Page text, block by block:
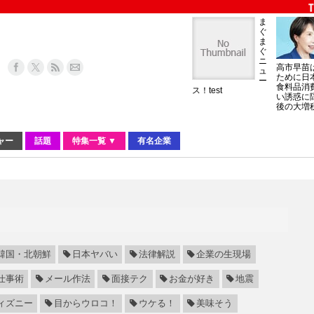
ま
ぐ
ま
ぐ
ニ
ュ
ー
ス！test
高市早苗
ために日
食料品消
い誘惑に
後の大増
ー 話題 特集一覧 ▼ 有名企業
国・北朝鮮 日本ヤバい 法律解説 企業の生現場
事術 メール作法 面接テク お金が好き 地震
ズニー 目からウロコ！ ウケる！ 美味そう